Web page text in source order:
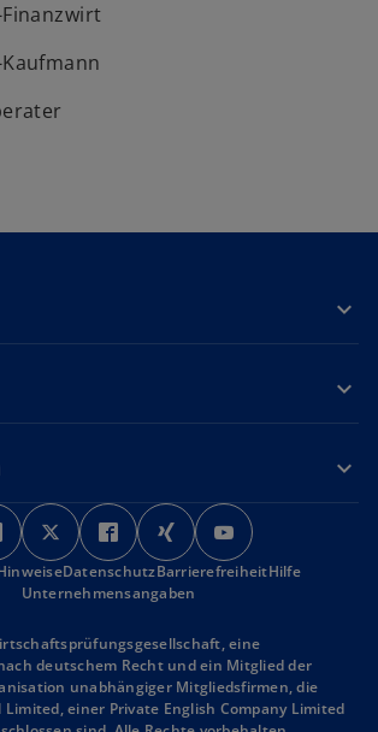
w
i
r
d
n
e
i
w
i
r
d
n
e
i
w
i
r
d
n
e
i
w
i
r
i
n
e
i
i
r
n
e
i
DatenschutzBarrierefreiheitHilfe
Unternehmensangaben
eine
deutschem Recht und ein Mitglied der
unabhängiger Mitgliedsfirmen, die
einer Private English Company Limited